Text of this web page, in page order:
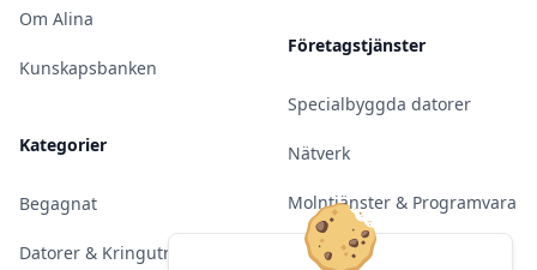
Om Alina
Kunskapsbanken
Kategorier
Begagnat
Datorer & Kringutrustning
Företagstjänster
Specialbyggda datorer
Nätverk
Molntjänster & Programvara
Server & Backup